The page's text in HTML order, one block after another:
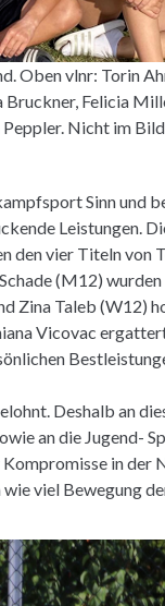
Oben vlnr: Torin
Felicia
Nicht im
Sinn und
Leistungen.
den vier Titeln von
(M12) wurden
Zina Taleb (W12)
Vicovac
Deshalb an
an die Jugend-
in der
viel Bewegung